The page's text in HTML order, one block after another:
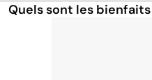
Quels sont les